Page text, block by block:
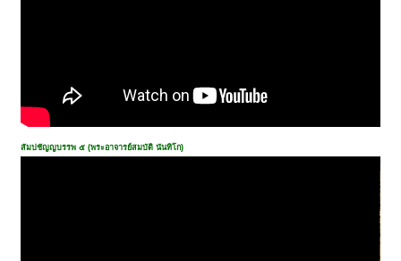
สัมปชัญญบรรพ ๕ (พระอาจารย์สมบัติ นันทิโก)